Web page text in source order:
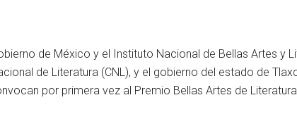
de México y el Instituto Nacional de Bellas Artes y
de Literatura (CNL), y el gobierno del estado de
por primera vez al Premio Bellas Artes de